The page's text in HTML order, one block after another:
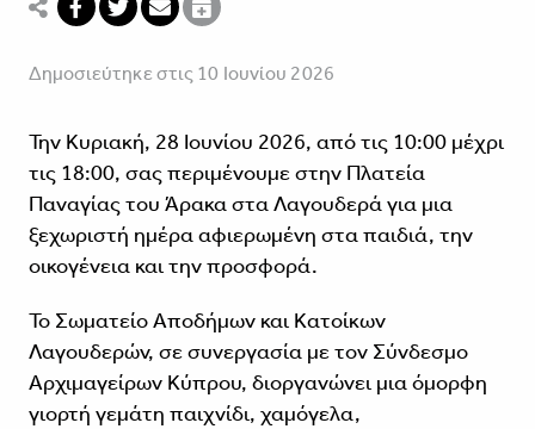
Δημοσιεύτηκε στις 10 Ιουνίου 2026
Την Κυριακή, 28 Ιουνίου 2026, από τις 10:00 μέχρι
τις 18:00, σας περιμένουμε στην Πλατεία
Παναγίας του Άρακα στα Λαγουδερά για μια
ξεχωριστή ημέρα αφιερωμένη στα παιδιά, την
οικογένεια και την προσφορά.
Το Σωματείο Αποδήμων και Κατοίκων
Λαγουδερών, σε συνεργασία με τον Σύνδεσμο
Αρχιμαγείρων Κύπρου, διοργανώνει μια όμορφη
γιορτή γεμάτη παιχνίδι, χαμόγελα,